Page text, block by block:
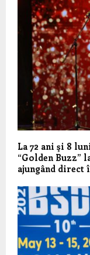
La 72 ani şi 8
“Golden Buzz”
ajungând